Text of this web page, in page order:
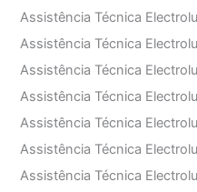
Assistência Técnica
Assistência Técnica
Assistência Técnica
Assistência Técnica
Assistência Técnica
Assistência Técnica
Assistência Técnica